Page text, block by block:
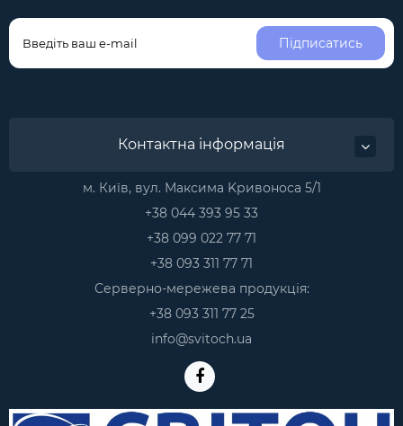
Підписатись
Контактна інформація
м. Київ, вул. Максима Kривоноса 5/1
+38 044 393 95 33
+38 099 022 77 71
+38 093 311 77 71
Серверно-мережева продукція:
+38 093 311 77 25
info@svitoch.ua